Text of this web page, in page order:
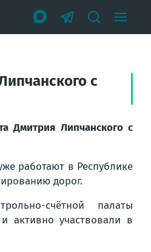
с
Дмитрия Липчанского с
работают в Республике
дорог.
счётной палаты
активно участвовали в